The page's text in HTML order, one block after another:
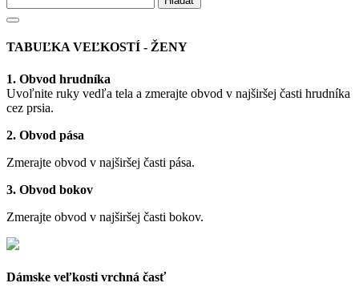
TABUĽKA VEĽKOSTÍ - ŽENY
1. Obvod hrudníka
Uvoľnite ruky vedľa tela a zmerajte obvod v najširšej časti hrudníka
cez prsia.
2. Obvod pása
Zmerajte obvod v najširšej časti pása.
3. Obvod bokov
Zmerajte obvod v najširšej časti bokov.
Dámske veľkosti vrchná časť